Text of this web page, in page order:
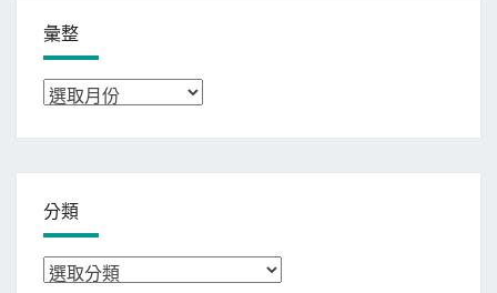
彙整
彙
分類
分